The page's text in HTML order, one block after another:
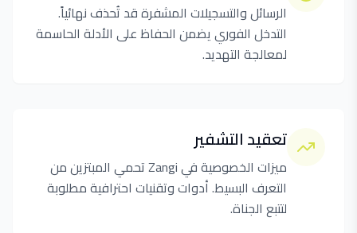
الرسائل والتسجيلات المشفرة قد تُحذف نهائياً.
التدخل الفوري يضمن الحفاظ على الأدلة الحاسمة
لمعالجة التهديد.
تعقيد التشفير
ميزات الخصوصية في Zangi تحمي المبتزين من
التعرف البسيط. أدوات وتقنيات احترافية مطلوبة
لتتبع الجناة.